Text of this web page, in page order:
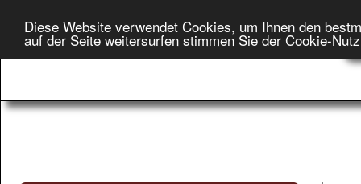
Diese Website verwendet Cookies, um Ihnen den
auf der Seite weitersurfen stimmen Sie der Cookie-